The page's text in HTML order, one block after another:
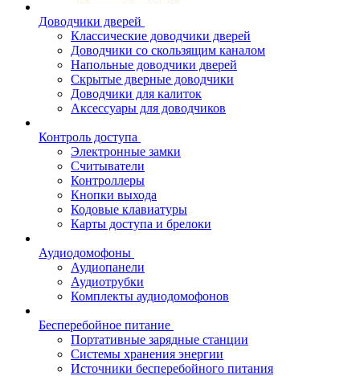
Доводчики дверей
Классические доводчики дверей
Доводчики со скользящим каналом
Напольные доводчики дверей
Скрытые дверные доводчики
Доводчики для калиток
Аксессуары для доводчиков
Контроль доступа
Электронные замки
Считыватели
Контроллеры
Кнопки выхода
Кодовые клавиатуры
Карты доступа и брелоки
Аудиодомофоны
Аудиопанели
Аудиотрубки
Комплекты аудиодомофонов
Бесперебойное питание
Портативные зарядные станции
Системы хранения энергии
Источники бесперебойного питания